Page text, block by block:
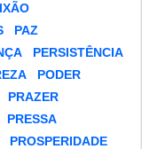
PAZ
PERSISTÊNCIA
PODER
PRAZER
PRESSA
PROSPERIDADE